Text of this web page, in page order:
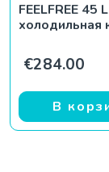
FEELFREE 45 L
холодильная
€284.00
В